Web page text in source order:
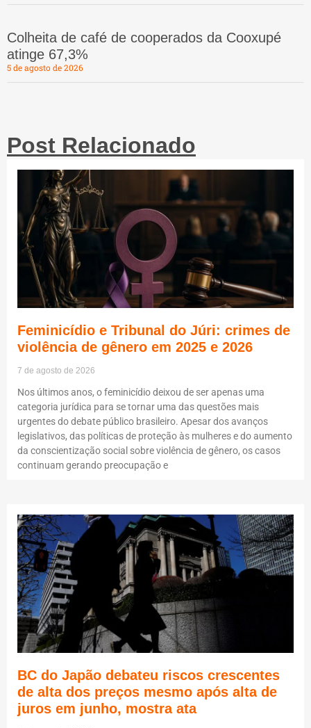
Colheita de café de cooperados da Cooxupé
atinge 67,3%
5 de agosto de 2026
Post Relacionado
Feminicídio e Tribunal do Júri: crimes de
violência de gênero em 2025 e 2026
7 de agosto de 2026
Nos últimos anos, o feminicídio deixou de ser apenas uma
categoria jurídica para se tornar uma das questões mais
urgentes do debate público brasileiro. Apesar dos avanços
legislativos, das políticas de proteção às mulheres e do aumento
da conscientização social sobre violência de gênero, os casos
continuam gerando preocupação e
BC do Japão debateu riscos crescentes
de alta dos preços mesmo após alta de
juros em junho, mostra ata